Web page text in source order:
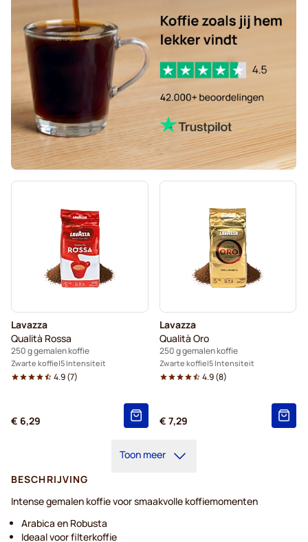
Lavazza
Qualità Rossa
250 g gemalen koffie
Zwarte koffie 5 Intensiteit
4.9(7)
€ 6,29
Lavazza
Qualità Oro
250 g gemalen koffie
Zwarte koffie 5 Intensiteit
4.9(8)
€ 7,29
Toon meer
BESCHRIJVING
Intense gemalen koffie voor smaakvolle koffiemomenten
Arabica en Robusta
Ideaal voor filterkoffie